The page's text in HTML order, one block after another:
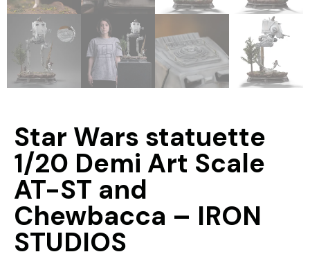
Star Wars statuette
1/20 Demi Art Scale
AT-ST and
Chewbacca – IRON
STUDIOS